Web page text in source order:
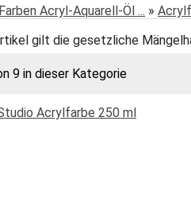
Farben Acryl-Aquarell-Öl ... »
gilt die gesetzliche
9 in dieser Kategorie